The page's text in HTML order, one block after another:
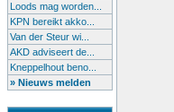
Loods mag worden...
KPN bereikt akko...
Van der Steur wi...
AKD adviseert de...
Kneppelhout beno...
» Nieuws melden